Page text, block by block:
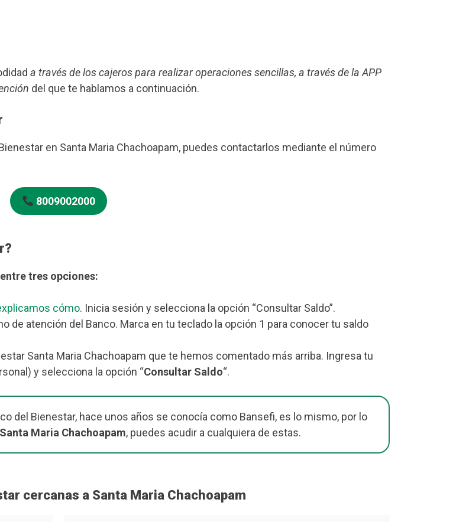
a través de los cajeros para realizar operaciones sencillas, a través de la APP
del que te hablamos a continuación.
en Santa Maria Chachoapam, puedes contactarlos mediante el número
8009002000
tres opciones:
cómo. Inicia sesión y selecciona la opción “Consultar Saldo”.
de atención del Banco. Marca en tu teclado la opción 1 para conocer tu saldo
Santa Maria Chachoapam que te hemos comentado más arriba. Ingresa tu
y selecciona la opción “Consultar Saldo“.
del Bienestar, hace unos años se conocía como Bansefi, es lo mismo, por lo
Maria Chachoapam, puedes acudir a cualquiera de estas.
cercanas a Santa Maria Chachoapam